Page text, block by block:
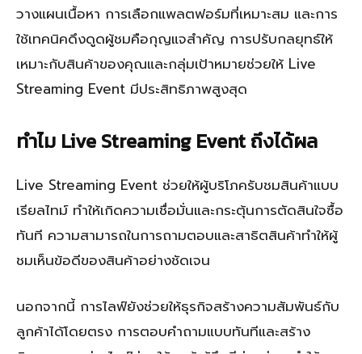
วางแผนเนื้อหา การเลือกแพลตฟอร์มที่เหมาะสม และการ
ใช้เทคนิคดึงดูดผู้ชมคือกุญแจสำคัญ การปรับกลยุทธ์ให้
เหมาะกับสินค้าของคุณและกลุ่มเป้าหมายช่วยให้ Live
Streaming Event มีประสิทธิภาพสูงสุด
ทำไม Live Streaming Event ถึงได้ผล
Live Streaming Event ช่วยให้ผู้บริโภครับชมสินค้าแบบ
เรียลไทม์ ทำให้เกิดความเชื่อมั่นและกระตุ้นการตัดสินใจซื้อ
ทันที ความสามารถในการถามตอบและสาธิตสินค้าทำให้ผู้
ชมเห็นข้อดีของสินค้าอย่างชัดเจน
นอกจากนี้ การไลฟ์ยังช่วยให้ธุรกิจสร้างความสัมพันธ์กับ
ลูกค้าได้โดยตรง การตอบคำถามแบบทันทีและสร้าง